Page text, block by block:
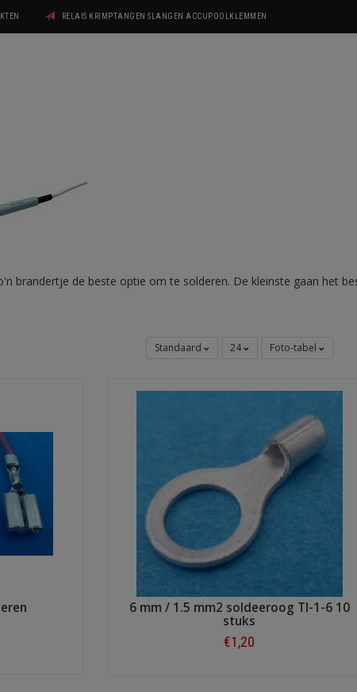
RELAIS KRIMPTANGEN SLANGEN ACCUPOOLKLEMMEN
brandertje de beste optie om te solderen. De kleinste gaan het
Standaard 24 Foto-tabel
6 mm / 1.5 mm2 soldeeroog TI-1-6 10
stuks
€1,20